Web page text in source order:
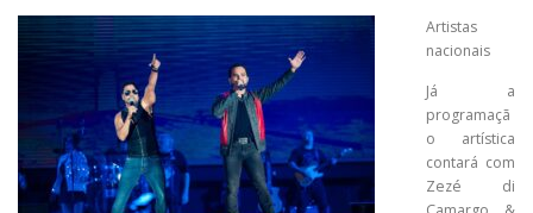
Artistas
nacionais
Já a
programaçã
o artística
contará com
Zezé di